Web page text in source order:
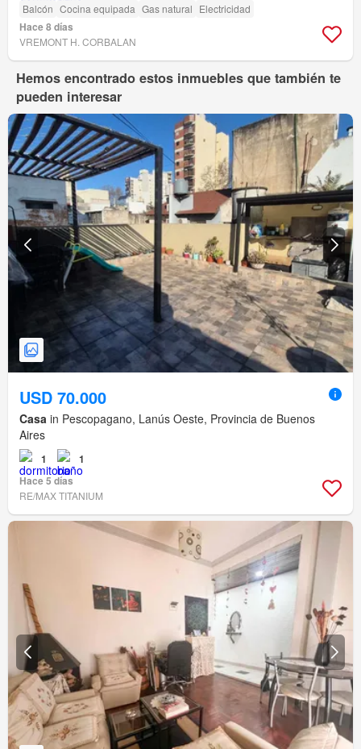
Balcón Cocina equipada Gas natural Electricidad
Hace 8 días
VREMONT H. CORBALAN
Hemos encontrado estos inmuebles que también te
pueden interesar
USD 70.000
Casa in Pescopagano, Lanús Oeste, Provincia de Buenos
Aires
1
1
Hace 5 días
RE/MAX TITANIUM